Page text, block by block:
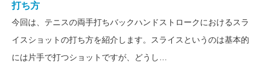
打ち方
今回は、テニスの両手打ちバックハンドストロークにおけるスラ
イスショットの打ち方を紹介します。スライスというのは基本的
には片手で打つショットですが、どうし…